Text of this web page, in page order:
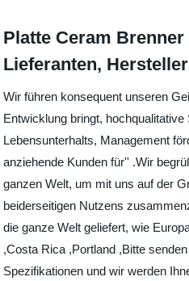
Platte Ceram Brenner
Lieferanten, Hersteller
Wir führen konsequent unseren
Entwicklung bringt, hochqualitative
Lebensunterhalts, Management
anziehende Kunden für'' .Wir
ganzen Welt, um mit uns auf der
beiderseitigen Nutzens
die ganze Welt geliefert, wie
,Costa Rica ,Portland ,Bitte
Spezifikationen und wir werden